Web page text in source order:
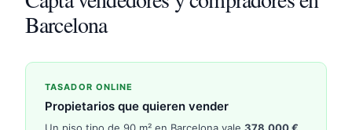
Barcelona
TASADOR ONLINE
Propietarios que quieren vender